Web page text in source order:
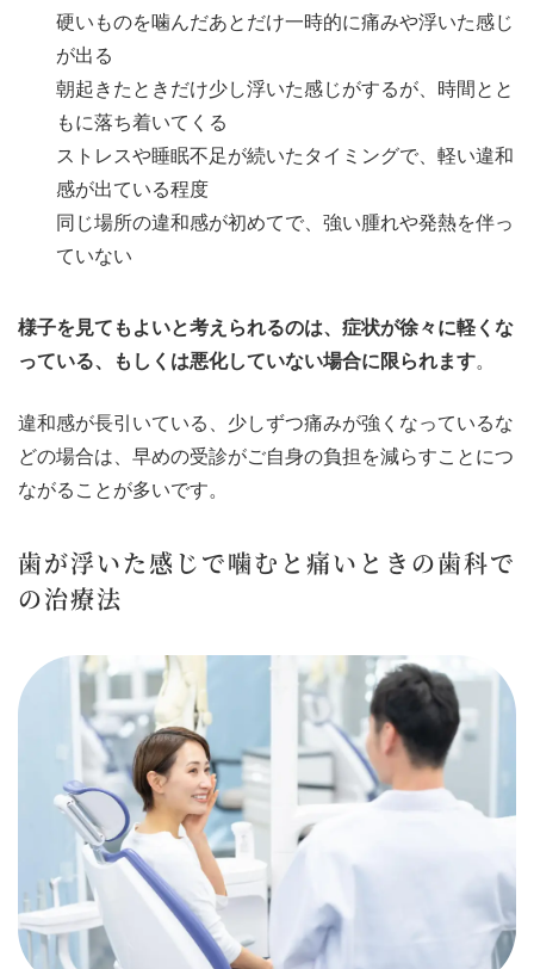
硬いものを噛んだあとだけ一時的に痛みや浮いた感じ
が出る
朝起きたときだけ少し浮いた感じがするが、時間とと
もに落ち着いてくる
ストレスや睡眠不足が続いたタイミングで、軽い違和
感が出ている程度
同じ場所の違和感が初めてで、強い腫れや発熱を伴っ
ていない
様子を見てもよいと考えられるのは、症状が徐々に軽くな
っている、もしくは悪化していない場合に限られます。
違和感が長引いている、少しずつ痛みが強くなっているな
どの場合は、早めの受診がご自身の負担を減らすことにつ
ながることが多いです。
歯が浮いた感じで噛むと痛いときの歯科で
の治療法